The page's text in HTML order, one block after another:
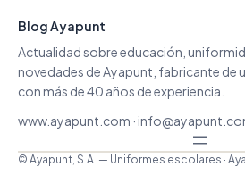
Blog Ayapunt
Actualidad sobre educación,
novedades de Ayapunt, fabricante de
con más de 40 años de experiencia.
www.ayapunt.com ·
© Ayapunt, S.A. — Uniformes escolares ·